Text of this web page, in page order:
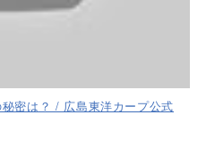
秘密は？ / 広島東洋カープ公式